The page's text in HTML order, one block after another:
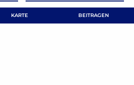
KARTE BEITRAGEN
E-MAIL-ADRESSE*